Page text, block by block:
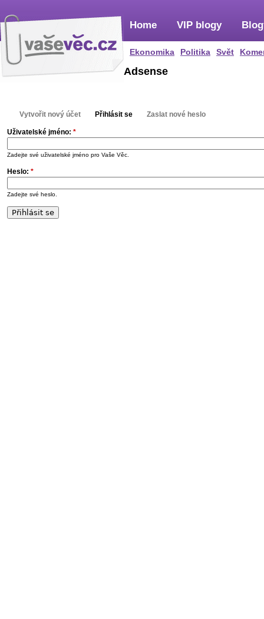
Home
Ekonomika Politika Svět
VIP blogy
Adsense
Vytvořit nový účet Přihlásit se Zaslat nové heslo
Uživatelské jméno: *
Zadejte své uživatelské jméno pro Vaše Věc.
Heslo: *
Zadejte své heslo.